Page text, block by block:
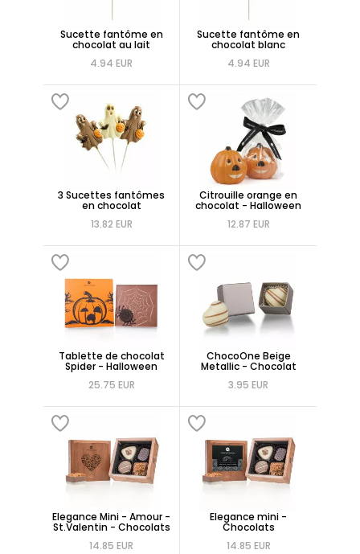
Sucette fantôme en
chocolat au lait
4.94 EUR
Sucette fantôme en
chocolat blanc
4.94 EUR
3 Sucettes fantômes
en chocolat
13.82 EUR
Citrouille orange en
chocolat - Halloween
12.87 EUR
Tablette de chocolat
Spider - Halloween
25.75 EUR
ChocoOne Beige
Metallic - Chocolat
3.95 EUR
Elegance Mini - Amour -
St.Valentin - Chocolats
14.85 EUR
Elegance mini -
Chocolats
14.85 EUR